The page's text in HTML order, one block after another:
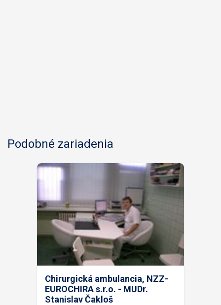
Podobné zariadenia
Chirurgická ambulancia, NZZ-
EUROCHIRA s.r.o. - MUDr.
Stanislav Čakloš